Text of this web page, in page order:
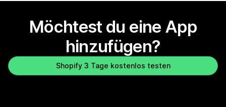
Möchtest du eine App
hinzufügen?
Shopify 3 Tage kostenlos testen